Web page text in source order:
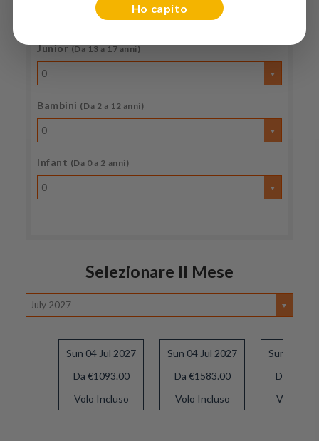
Junior(Da 13 a 17 anni)
0
Bambini (Da 2 a 12 anni)
0
Infant (Da 0 a 2 anni)
0
Selezionare Il Mese
July 2027
Sun 04 Jul 2027
Da €1093.00
Volo Incluso
Sun 04 Jul 2027
Da €1583.00
Volo Incluso
Sun 11 Jul
Da
Volo
Ho capito